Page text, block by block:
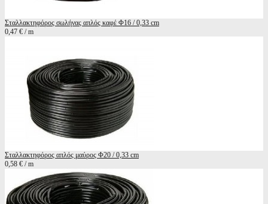
Σταλλακτηφόρος σωλήνας απλός καφέ Φ16 / 0,33 cm
0,47 € / m
Σταλλακτηφόρος απλός μαύρος Φ20 / 0,33 cm
0,58 € / m